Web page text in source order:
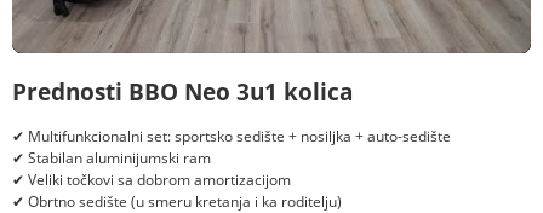
Prednosti BBO Neo 3u1 kolica
✔ Multifunkcionalni set: sportsko sedište + nosiljka + auto-sedište
✔ Stabilan aluminijumski ram
✔ Veliki točkovi sa dobrom amortizacijom
✔ Obrtno sedište (u smeru kretanja i ka roditelju)